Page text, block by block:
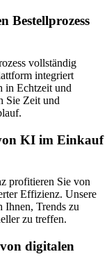
Bestellprozess
vollständig
integriert
in Echtzeit und
Sie Zeit und
KI im Einkauf
profitieren Sie von
Effizienz. Unsere
Ihnen, Trends zu
zu treffen.
digitalen